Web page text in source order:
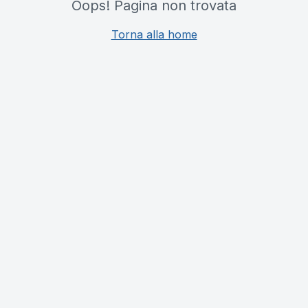
Oops! Pagina non trovata
Torna alla home